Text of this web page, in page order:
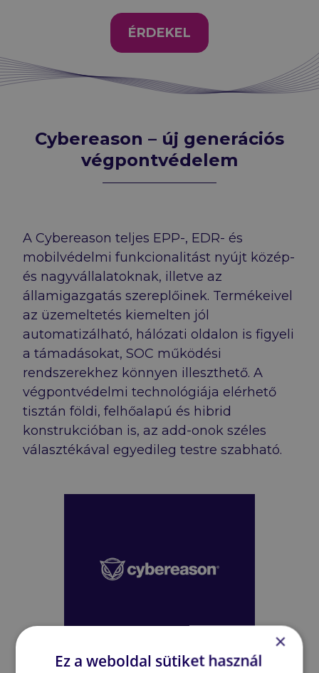
ÉRDEKEL
Cybereason – új generációs
végpontvédelem
A Cybereason teljes EPP-, EDR- és
mobilvédelmi funkcionalitást nyújt közép-
és nagyvállalatoknak, illetve az
államigazgatás szereplőinek. Termékeivel
az üzemeltetés kiemelten jól
automatizálható, hálózati oldalon is figyeli
a támadásokat, SOC működési
rendszerekhez könnyen illeszthető. A
végpontvédelmi technológiája elérhető
tisztán földi, felhőalapú és hibrid
konstrukcióban is, az add-onok széles
választékával egyedileg testre szabható.
×
Ez a weboldal sütiket használ